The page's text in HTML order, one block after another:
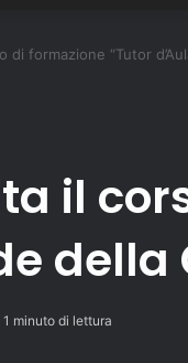
di formazione “Tutor
il
1 minuto di lettura